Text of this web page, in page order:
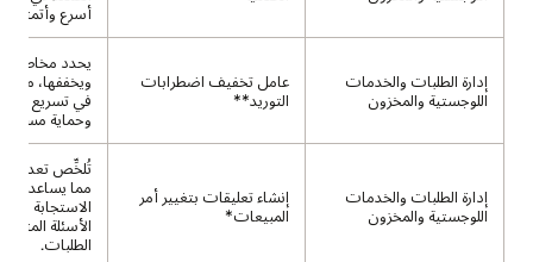
أسرع وأتمتة
إدارة الطلبات والخدمات
اللوجستية والمخزون
عامل تخفيف اضطرابات
التوريد**
يحدد مخاطر
ويخففها، مما
في تسريع
وحماية
إدارة الطلبات والخدمات
اللوجستية والمخزون
إنشاء تعليقات بتغيير أمر
المبيعات*
تُلخِّص تعديلات
مما يساعد
الاستجابة
الأسئلة
الطلبات.